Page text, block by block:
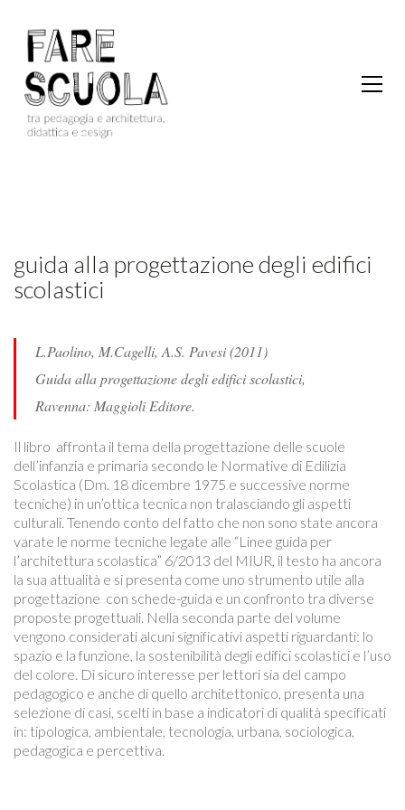
guida alla progettazione degli edifici
scolastici
L.Paolino, M.Cagelli, A.S. Pavesi (2011)
Guida alla progettazione degli edifici scolastici,
Ravenna: Maggioli Editore.
Il libro affronta il tema della progettazione delle scuole
dell’infanzia e primaria secondo le Normative di Edilizia
Scolastica (Dm. 18 dicembre 1975 e successive norme
tecniche) in un’ottica tecnica non tralasciando gli aspetti
culturali. Tenendo conto del fatto che non sono state ancora
varate le norme tecniche legate alle “Linee guida per
l’architettura scolastica” 6/2013 del MIUR, il testo ha ancora
la sua attualità e si presenta come uno strumento utile alla
progettazione con schede-guida e un confronto tra diverse
proposte progettuali. Nella seconda parte del volume
vengono considerati alcuni significativi aspetti riguardanti: lo
spazio e la funzione, la sostenibilità degli edifici scolastici e l’uso
del colore. Di sicuro interesse per lettori sia del campo
pedagogico e anche di quello architettonico, presenta una
selezione di casi, scelti in base a indicatori di qualità specificati
in: tipologica, ambientale, tecnologia, urbana, sociologica,
pedagogica e percettiva.